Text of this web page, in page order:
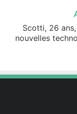
Scotti, 26
nouvelles